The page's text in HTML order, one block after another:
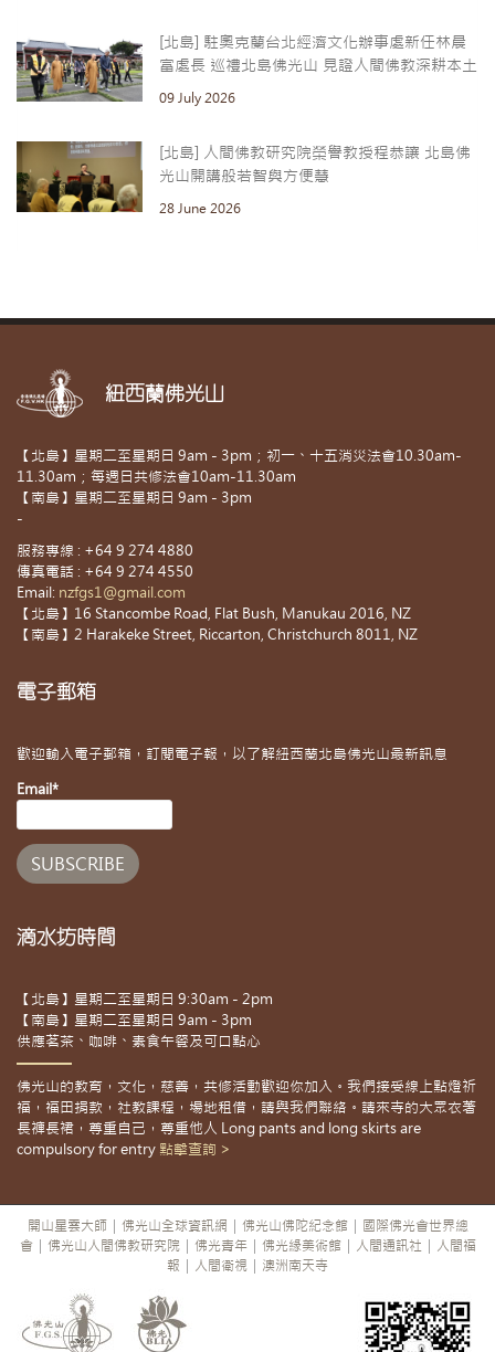
[北島] 駐奧克蘭台北經濟文化辦事處新任林晨
富處長 巡禮北島佛光山 見證人間佛教深耕本土
09 July 2026
[北島] 人間佛教研究院榮譽教授程恭讓 北島佛
光山開講般若智與方便慧
28 June 2026
紐西蘭佛光山
【北島】星期二至星期日 9am - 3pm；初一、十五消災法會10.30am-
11.30am；每週日共修法會10am-11.30am
【南島】星期二至星期日 9am - 3pm
-
服務專線 : +64 9 274 4880
傳真電話 : +64 9 274 4550
Email: nzfgs1@gmail.com
【北島】16 Stancombe Road, Flat Bush, Manukau 2016, NZ
【南島】2 Harakeke Street, Riccarton, Christchurch 8011, NZ
電子郵箱
歡迎輸入電子郵箱，訂閱電子報，以了解紐西蘭北島佛光山最新訊息
Email*
滴水坊時間
【北島】星期二至星期日 9:30am - 2pm
【南島】星期二至星期日 9am - 3pm
供應茗茶、咖啡、素食午餐及可口點心
佛光山的教育，文化，慈善，共修活動歡迎你加入。我們接受線上點燈祈
福，福田捐款，社教課程，場地租借，請與我們聯絡。請來寺的大眾衣著
長褲長裙，尊重自己，尊重他人 Long pants and long skirts are
compulsory for entry 點擊查詢 >
開山星雲大師 佛光山全球資訊網 佛光山佛陀紀念館
國際佛光會世界總
會
佛光山人間佛教研究院 佛光青年 佛光緣美術館 人間通訊社
人間福
報
人間衛視 澳洲南天寺